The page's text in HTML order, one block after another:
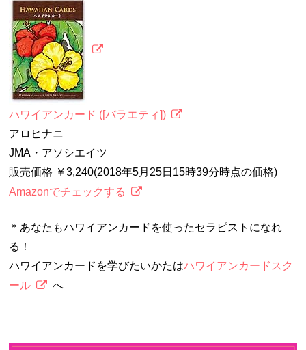
ハワイアンカード ([バラエティ])
アロヒナニ
JMA・アソシエイツ
販売価格 ￥3,240(2018年5月25日15時39分時点の価格)
Amazonでチェックする
＊あなたもハワイアンカードを使ったセラピストになれ
る！
ハワイアンカードを学びたいかたはハワイアンカードスク
ール
へ